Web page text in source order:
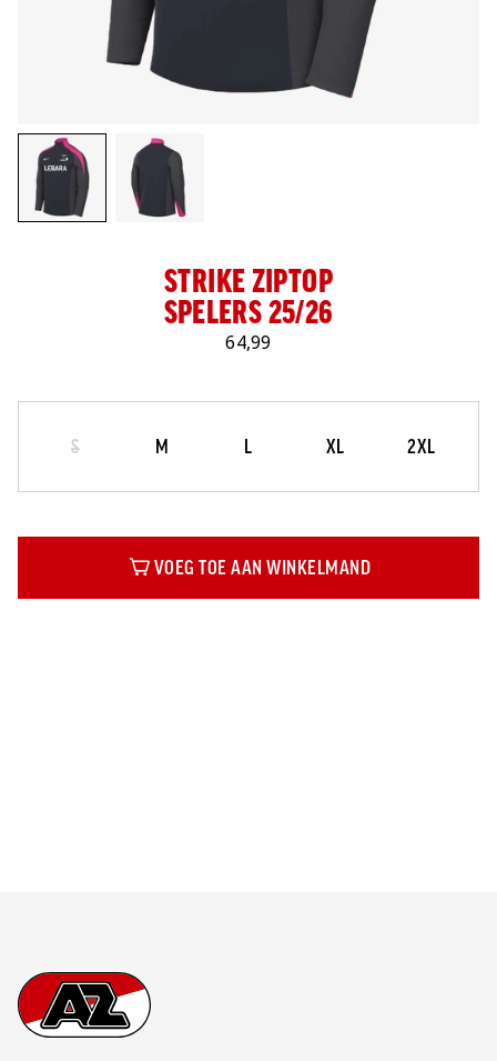
STRIKE ZIPTOP
SPELERS 25/26
64,99
Maat
S M L XL 2XL
VOEG TOE AAN WINKELMAND
Footer
Ga naar onze homepage